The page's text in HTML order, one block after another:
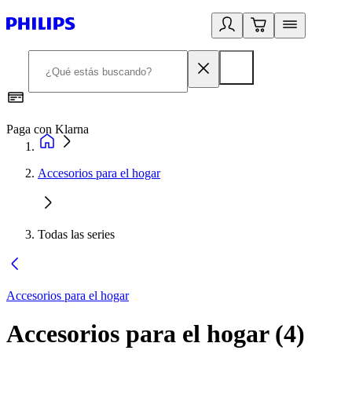
Paga con Klarna
Accesorios para el hogar
Todas las series
Accesorios para el hogar
Accesorios para el hogar(4)